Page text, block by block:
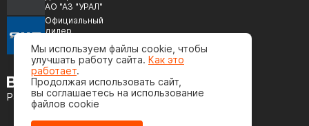
АО "АЗ "УРАЛ"
Официальный
дилер
(ЯМЗ)
Разработка сайта
Мы используем файлы cookie, чтобы
улучшать работу сайта. Как это
работает.
Продолжая использовать сайт,
вы соглашаетесь на использование
файлов cookie